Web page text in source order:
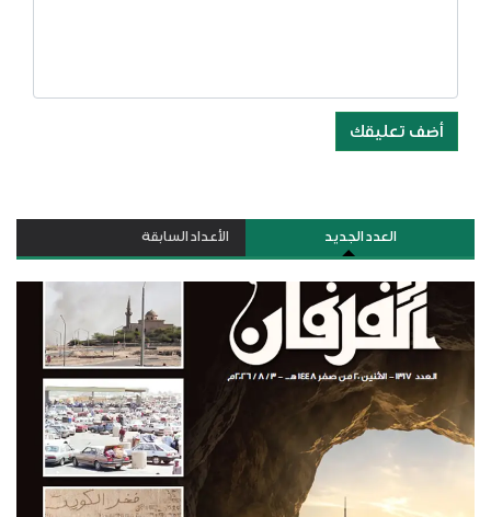
أضف تعليقك
العدد الجديد الأعداد السابقة